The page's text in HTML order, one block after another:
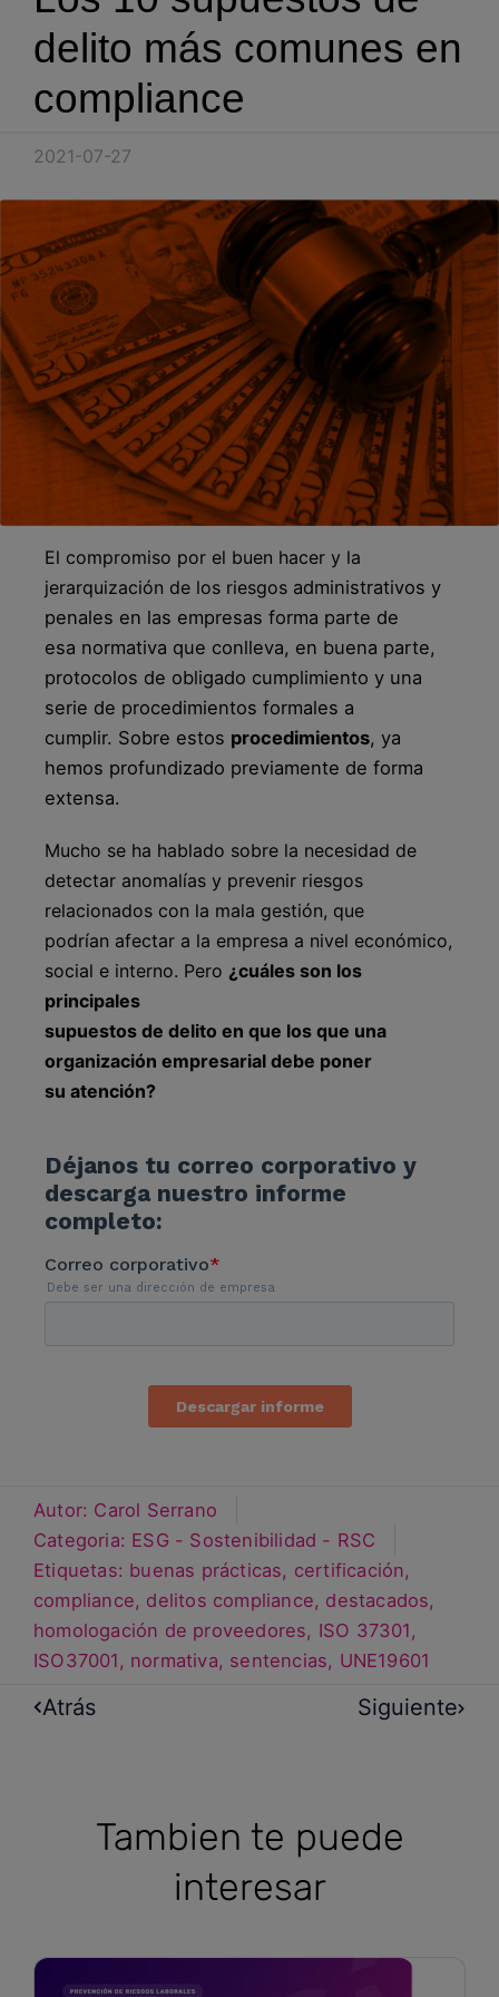
Blog
Español
Entrar
Hablemos
delito más comunes en
compliance
2021-07-27
El compromiso por el buen hacer y la
jerarquización de los riesgos administrativos y
penales en las empresas forma parte de
esa normativa que conlleva, en buena parte,
protocolos de obligado cumplimiento y una
serie de procedimientos formales a
cumplir. Sobre estos procedimientos, ya
hemos profundizado previamente de forma
extensa.
Mucho se ha hablado sobre la necesidad de
detectar anomalías y prevenir riesgos
relacionados con la mala gestión, que
podrían afectar a la empresa a nivel económico,
social e interno. Pero ¿cuáles son los
principales
supuestos de delito en que los que una
organización empresarial debe poner
su atención?
Autor: Carol Serrano
Categoria: ESG - Sostenibilidad - RSC
Etiquetas: buenas prácticas, certificación,
compliance, delitos compliance, destacados,
homologación de proveedores, ISO 37301 ,
ISO37001 , normativa, sentencias, UNE19601
Atrás Siguiente
Tambien te puede
interesar